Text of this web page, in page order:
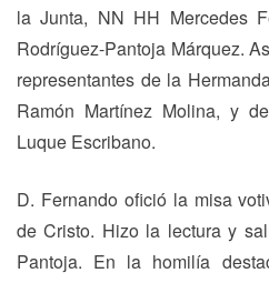
la Junta, NN HH Mercedes
Rodríguez-Pantoja Márquez.
representantes de la
Ramón Martínez Molina, y
Luque Escribano.
D. Fernando ofició la misa
de Cristo. Hizo la lectura y
Pantoja. En la homilía